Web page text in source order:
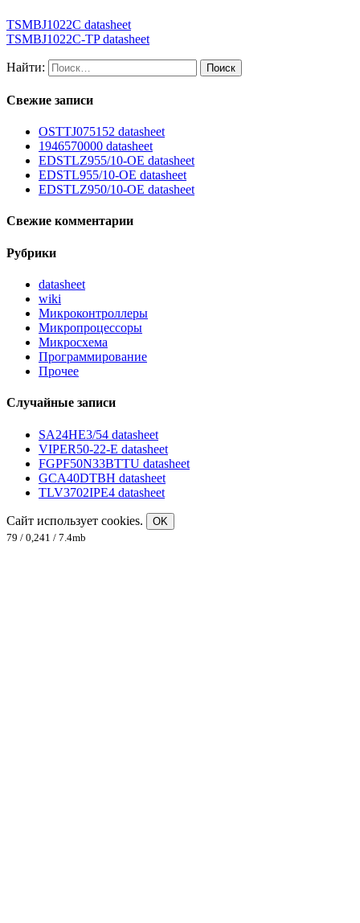
TSMBJ1022C datasheet
TSMBJ1022C-TP datasheet
Найти:
Свежие записи
OSTTJ075152 datasheet
1946570000 datasheet
EDSTLZ955/10-OE datasheet
EDSTL955/10-OE datasheet
EDSTLZ950/10-OE datasheet
Свежие комментарии
Рубрики
datasheet
wiki
Микроконтроллеры
Микропроцессоры
Микросхема
Программирование
Прочее
Случайные записи
SA24HE3/54 datasheet
VIPER50-22-E datasheet
FGPF50N33BTTU datasheet
GCA40DTBH datasheet
TLV3702IPE4 datasheet
Сайт использует cookies.
OK
79 / 0,241 / 7.4mb